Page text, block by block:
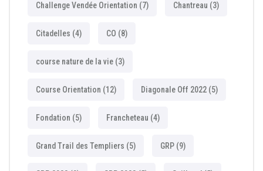
Challenge Vendée Orientation (7) Chantreau (3)
Citadelles (4) CO (8)
course nature de la vie (3)
Course Orientation (12) Diagonale Off 2022 (5)
Fondation (5) Francheteau (4)
Grand Trail des Templiers (5) GRP (9)